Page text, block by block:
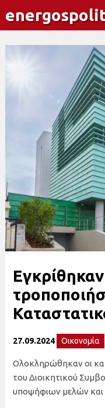
27.09.2024 Οικονομία
Ολοκληρώθηκαν οι
του Διοικητικού
υποψήφιων μελών και